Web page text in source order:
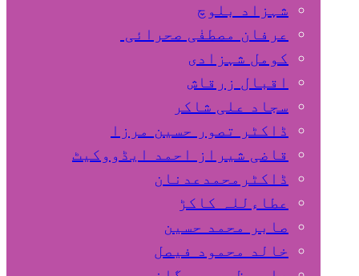
شہزاد بلوچ
عرفان مصطفٰی صحرائی
کومل شہزادی
اقبال زرقاش
سجاد علی شاکر
ڈاکٹر تصور حسین مرزا
قاضی شیراز احمد ایڈووکیٹ
ڈاکٹرمحمدعدنان
عطاءللہ کاکڑ
صابر محمد حسین
خالد محمود فیصل